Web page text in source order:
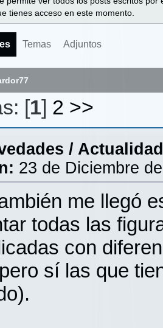
tienes acceso en este momento.
Temas Adjuntos
[1] 2 >>
/ Actualidad
23 de Diciembre
me llegó
todas las
con
sí las que